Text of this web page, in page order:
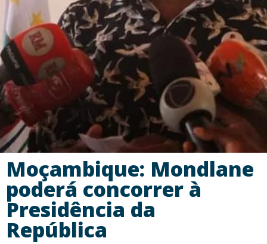
Moçambique: Mondlane
poderá concorrer à
Presidência da
República